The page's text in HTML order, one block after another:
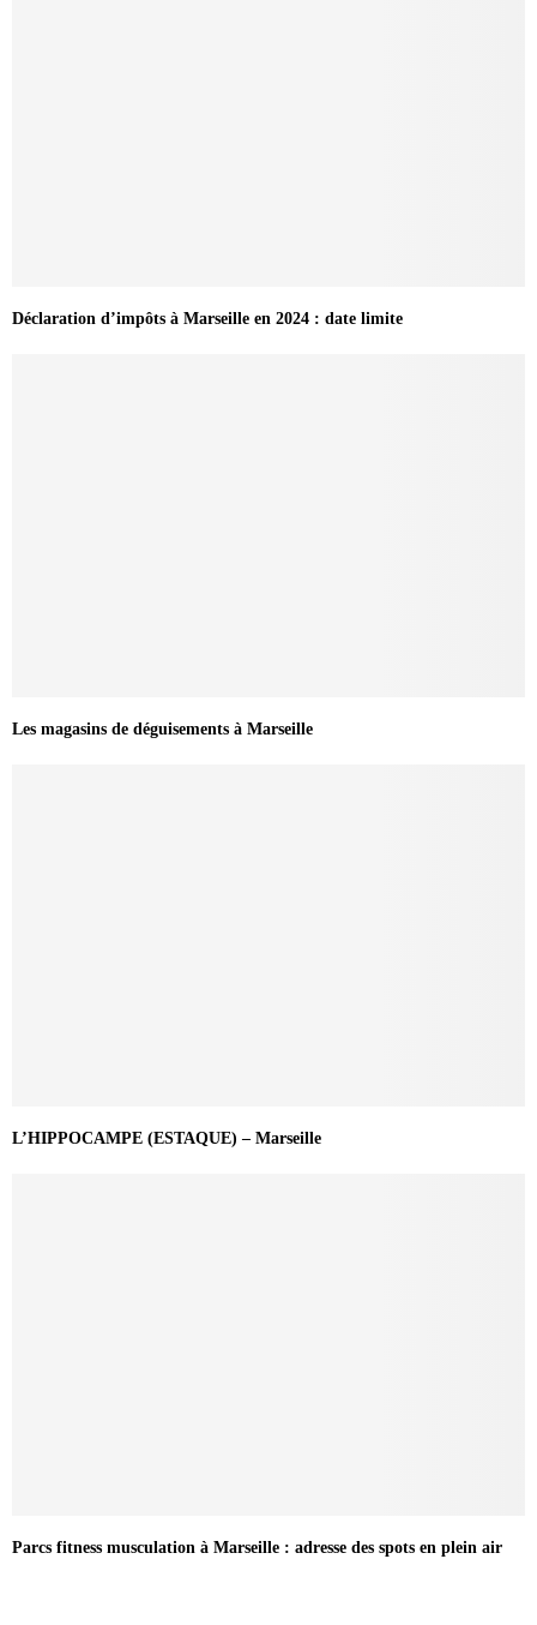
Déclaration d’impôts à Marseille en 2024 : date limite
Les magasins de déguisements à Marseille
L’HIPPOCAMPE (ESTAQUE) – Marseille
Parcs fitness musculation à Marseille : adresse des spots en plein air